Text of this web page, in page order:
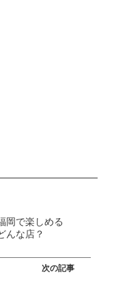
岡で楽しめる
んな店？
次の記事